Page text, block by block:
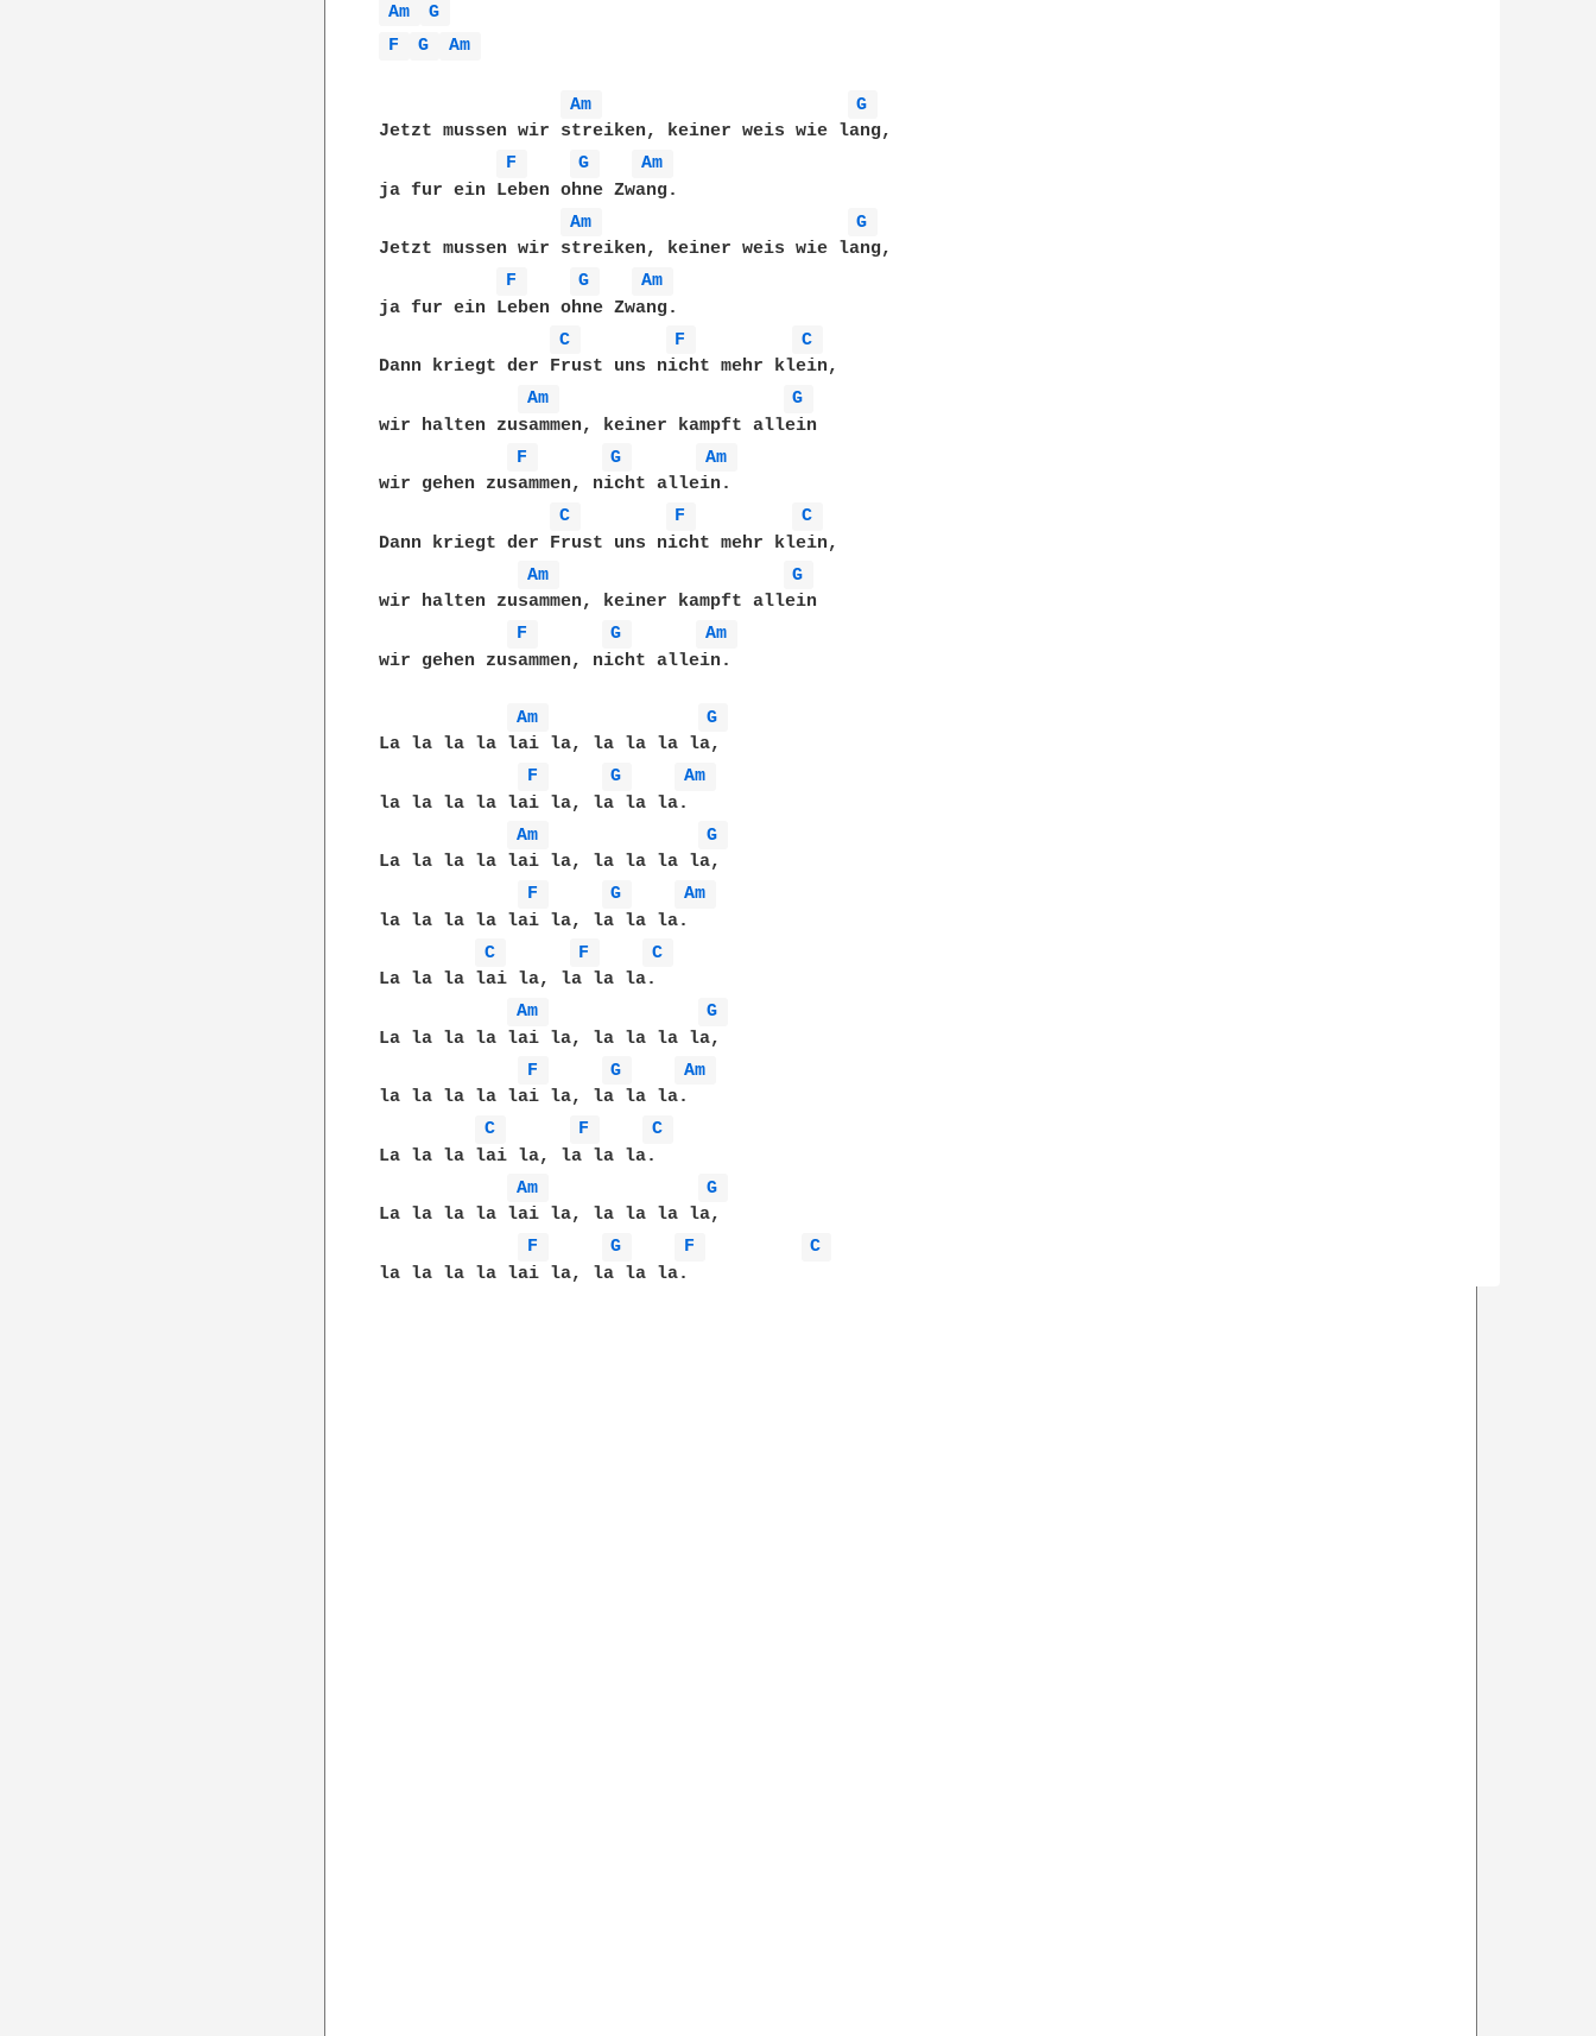
Am
G
F
G Am
Am
G
Jetzt mussen wir streiken, keiner weis wie lang,
F
G
Am
ja fur ein Leben ohne Zwang.
Am
G
Jetzt mussen wir streiken, keiner weis wie lang,
F
G
Am
ja fur ein Leben ohne Zwang.
C
F
C
Dann kriegt der Frust uns nicht mehr klein,
Am
G
wir halten zusammen, keiner kampft allein
F
G
Am
wir gehen zusammen, nicht allein.
C
F
C
Dann kriegt der Frust uns nicht mehr klein,
Am
G
wir halten zusammen, keiner kampft allein
F
G
Am
wir gehen zusammen, nicht allein.
Am
G
La la la la lai la, la la la la,
F
G
Am
la la la la lai la, la la la.
Am
G
La la la la lai la, la la la la,
F
G
Am
la la la la lai la, la la la.
C
F
C
La la la lai la, la la la.
Am
G
La la la la lai la, la la la la,
F
G
Am
la la la la lai la, la la la.
C
F
C
La la la lai la, la la la.
Am
G
La la la la lai la, la la la la,
F
G F
C